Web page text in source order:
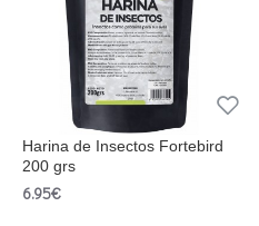
Harina de Insectos Fortebird
200 grs
6.95€